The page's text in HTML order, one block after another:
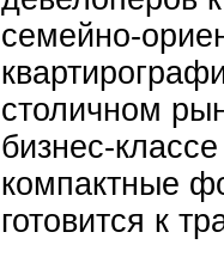
семейно-
столичном
бизнес-
компактные
готовится к